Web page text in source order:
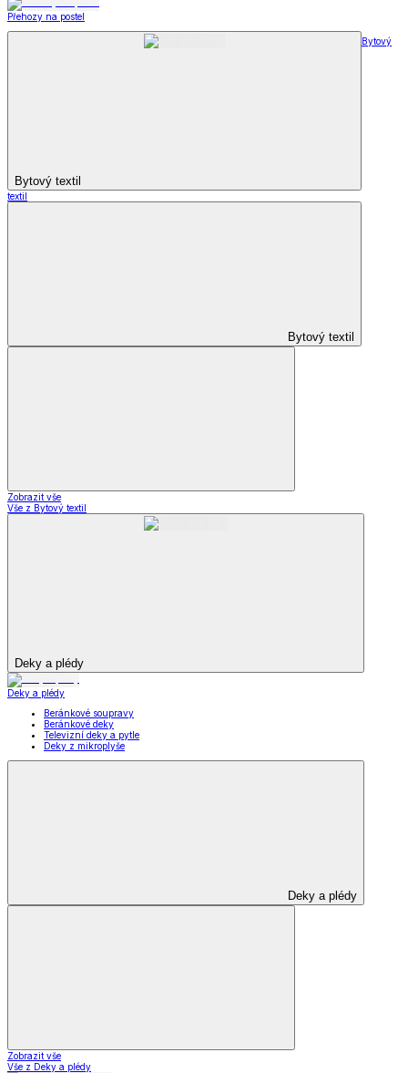
Přehozy na postel
Bytový textil
Bytový
textil
Bytový textil
Zobrazit vše
Vše z Bytový textil
Deky a plédy
Deky a plédy
Beránkové soupravy
Beránkové deky
Televizní deky a pytle
Deky z mikroplyše
Deky a plédy
Zobrazit vše
Vše z Deky a plédy